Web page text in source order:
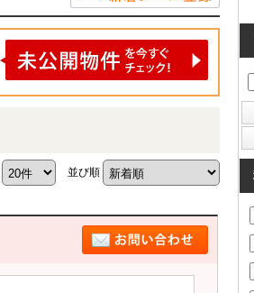
並び順